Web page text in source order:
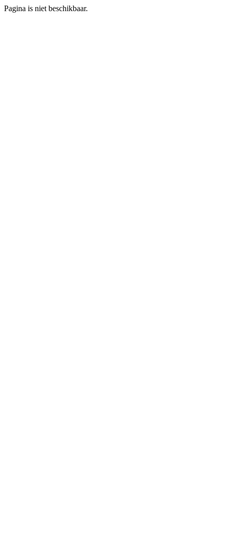
Pagina is niet beschikbaar.